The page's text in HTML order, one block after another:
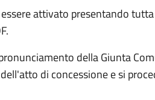
attivato presentando
della Giunta
di concessione e si